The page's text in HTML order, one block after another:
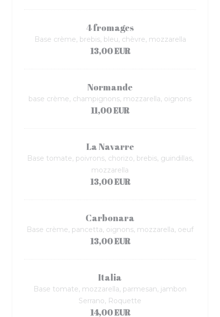
4 fromages
Base crème, brebis, bleu, chèvre, mozzarella
13,00 EUR
Normande
base crème, champignons, mozzarella, oignons
11,00 EUR
La Navarre
Base tomate, poivrons, chorizo, brebis, guindillas,
mozzarella
13,00 EUR
Carbonara
Base crème, pancetta, oignons, mozzarella, oeuf
13,00 EUR
Italia
Base tomate, mozzarella, parmesan, jambon
Serrano, Roquette
14,00 EUR